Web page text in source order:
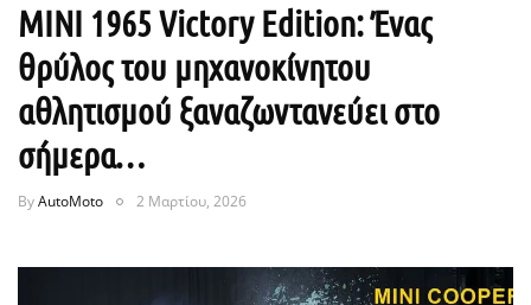
MINI 1965 Victory Edition: Ένας
θρύλος του μηχανοκίνητου
αθλητισμού ξαναζωντανεύει στο
σήμερα…
ByAutoMoto 2 Μαρτίου, 2026